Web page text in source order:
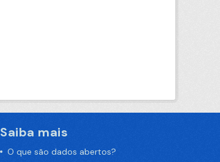
Saiba mais
O que são dados abertos?